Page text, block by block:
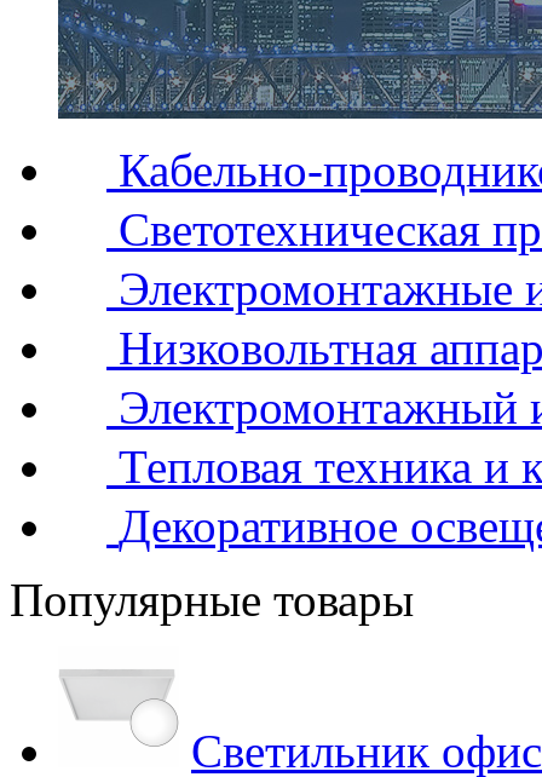
Кабельно-
Светотехническая
Электромонтажные
Низковольтная
Электромонтажный
Тепловая техника и
Декоративное
Популярные товары
Светильник